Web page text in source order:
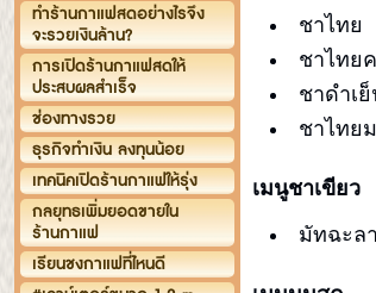
ทำร้านกาแฟสดอย่างไรจึง
จะรวยเงินล้าน?
การเปิดร้านกาแฟสดให้
ประสบผลสำเร็จ
ช่องทางรวย
ธุรกิจทำเงิน ลงทุนน้อย
เทคนิคเปิดร้านกาแฟให้รุ่ง
กลยุทธเพิ่มยอดขายใน
ร้านกาแฟ
เรียนชงกาแฟที่ไหนดี
ชาไทย
ชาไทย
ชาดำเ
ชาไทย
เมนูชาเขียว
มัทฉะล